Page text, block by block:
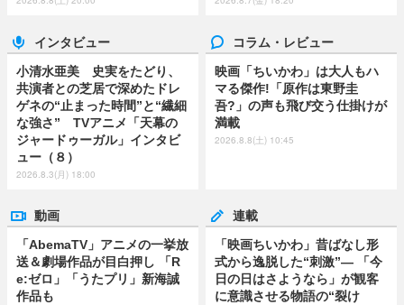
インタビュー
小清水亜美 史実をたどり、
共演者との芝居で深めたドレ
ゲネの“止まった時間”と“繊細
な強さ” TVアニメ「天幕の
ジャードゥーガル」インタビ
ュー（８）
2026.8.3(月) 18:00
コラム・レビュー
映画「ちいかわ」は大人もハ
マる傑作!「原作は東野圭
吾?」の声も飛び交う仕掛けが
満載
2026.8.8(土) 10:45
動画
「AbemaTV」アニメの一挙放
送＆劇場作品が目白押し 「R
e:ゼロ」「うたプリ」新海誠
作品も
連載
「映画ちいかわ」昔ばなし形
式から逸脱した“刺激”― 「今
日の日はさようなら」が観客
に意識させる物語の“裂け